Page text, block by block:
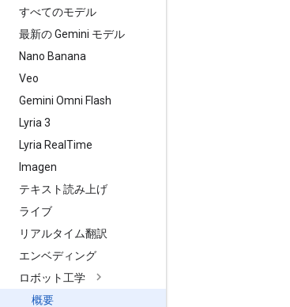
すべてのモデル
最新の Gemini モデル
Nano Banana
Veo
Gemini Omni Flash
Lyria 3
Lyria Real Time
Imagen
テキスト読み上げ
ライブ
リアルタイム翻訳
エンベディング
ロボット工学
概要